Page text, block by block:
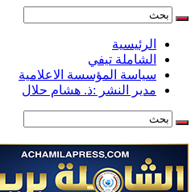
الرئيسية
الشاملة تيفي
سياسة المؤسسة الاعلامية
مدير النشر :ذ. هشام حلال